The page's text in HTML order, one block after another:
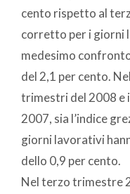
cento rispetto al
corretto per i giorni
medesimo
del 2,1 per cento.
trimestri del 2008 e
2007, sia l’indice
giorni lavorativi
dello 0,9 per cento.
Nel terzo trimestre